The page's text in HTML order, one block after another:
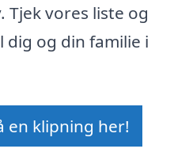
Tjek vores liste og
og din familie i
en klipning her!